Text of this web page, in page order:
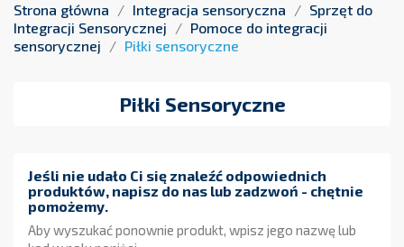
celu pobudzenie i poprawę kondycji psychicznej i fizycznej u
maluchów.
Strona główna Integracja sensoryczna
Sprzęt do
Integracji Sensorycznej
Pomoce do integracji
sensorycznej
Piłki sensoryczne
Piłki Sensoryczne
Jeśli nie udało Ci się znaleźć odpowiednich
produktów, napisz do nas lub zadzwoń - chętnie
pomożemy.
Aby wyszukać ponownie produkt, wpisz jego nazwę lub